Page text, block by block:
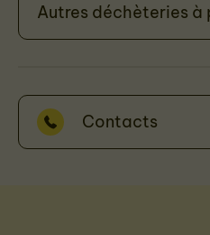
Autres déchèteries à
Contacts